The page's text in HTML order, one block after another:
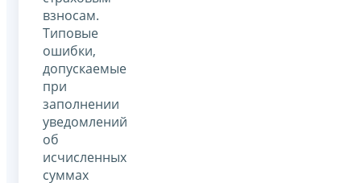
взносам.
Типовые
ошибки,
допускаемые
при
заполнении
уведомлений
об
исчисленных
суммах